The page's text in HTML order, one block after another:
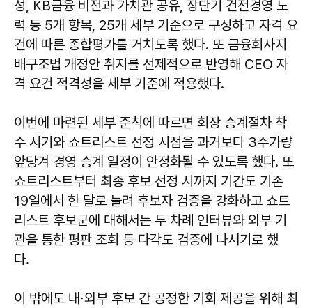
성, KB금융 비전과 가치관 공유, 장단기 건전경영 노
력 등 5개 항목, 25개 세부 기준으로 구성하고 자격 요
건에 따른 종합평가를 거치도록 했다. 또 금융회사지
배구조법 개정안 취지를 선제적으로 반영해 CEO 자
격 요건 적격성을 세부 기준에 적용했다.
이번에 마련된 세부 준칙에 따르면 회장 승계절차 착
수 시기와 쇼트리스트 선정 시점을 과거보다 3주가량
앞당겨 경영 승계 일정이 안정화될 수 있도록 했다. 또
쇼트리스트부터 최종 후보 선정 시까지 기간도 기존
19일에서 한 달로 늘려 후보자 검증을 강화하고 쇼트
리스트 후보군에 대해서는 두 차례 인터뷰와 외부 기
관을 통한 평판 조회 등 다각도 검증에 나서기로 했
다.
이 밖에도 내∙외부 후보 간 공정한 기회 제공을 위해 최